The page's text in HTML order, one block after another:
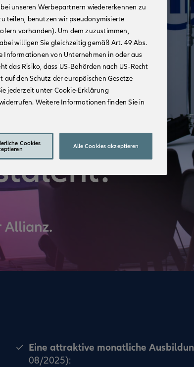
Eine attraktive monatliche
08/2025):
unseren Werbepartnern wiedererkennen zu
teilen, benutzen wir pseudonymisierte
vorhanden). Um dem zuzustimmen,
willigen Sie gleichzeitig gemäß Art. 49 Abs.
Informationen von Unternehmen in oder aus
das Risiko, dass US-Behörden nach US-Recht
den Schutz der europäischen Gesetze
jederzeit unter Cookie-Erklärung
Weitere Informationen finden Sie in
Cookies
Alle Cookies akzeptieren